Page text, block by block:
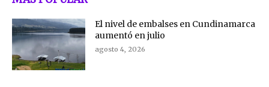
El nivel de embalses en Cundinamarca
aumentó en julio
agosto 4, 2026